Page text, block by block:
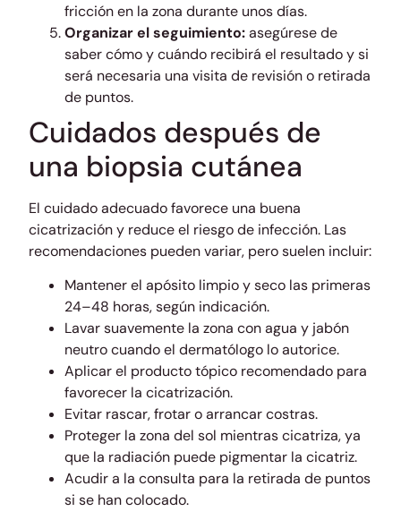
fricción en la zona durante unos días.
Organizar el seguimiento:asegúrese de
saber cómo y cuándo recibirá el resultado y si
será necesaria una visita de revisión o retirada
de puntos.
Cuidados después de
una biopsia cutánea
El cuidado adecuado favorece una buena
cicatrización y reduce el riesgo de infección. Las
recomendaciones pueden variar, pero suelen incluir:
Mantener el apósito limpio y seco las primeras
24–48 horas, según indicación.
Lavar suavemente la zona con agua y jabón
neutro cuando el dermatólogo lo autorice.
Aplicar el producto tópico recomendado para
favorecer la cicatrización.
Evitar rascar, frotar o arrancar costras.
Proteger la zona del sol mientras cicatriza, ya
que la radiación puede pigmentar la cicatriz.
Acudir a la consulta para la retirada de puntos
si se han colocado.